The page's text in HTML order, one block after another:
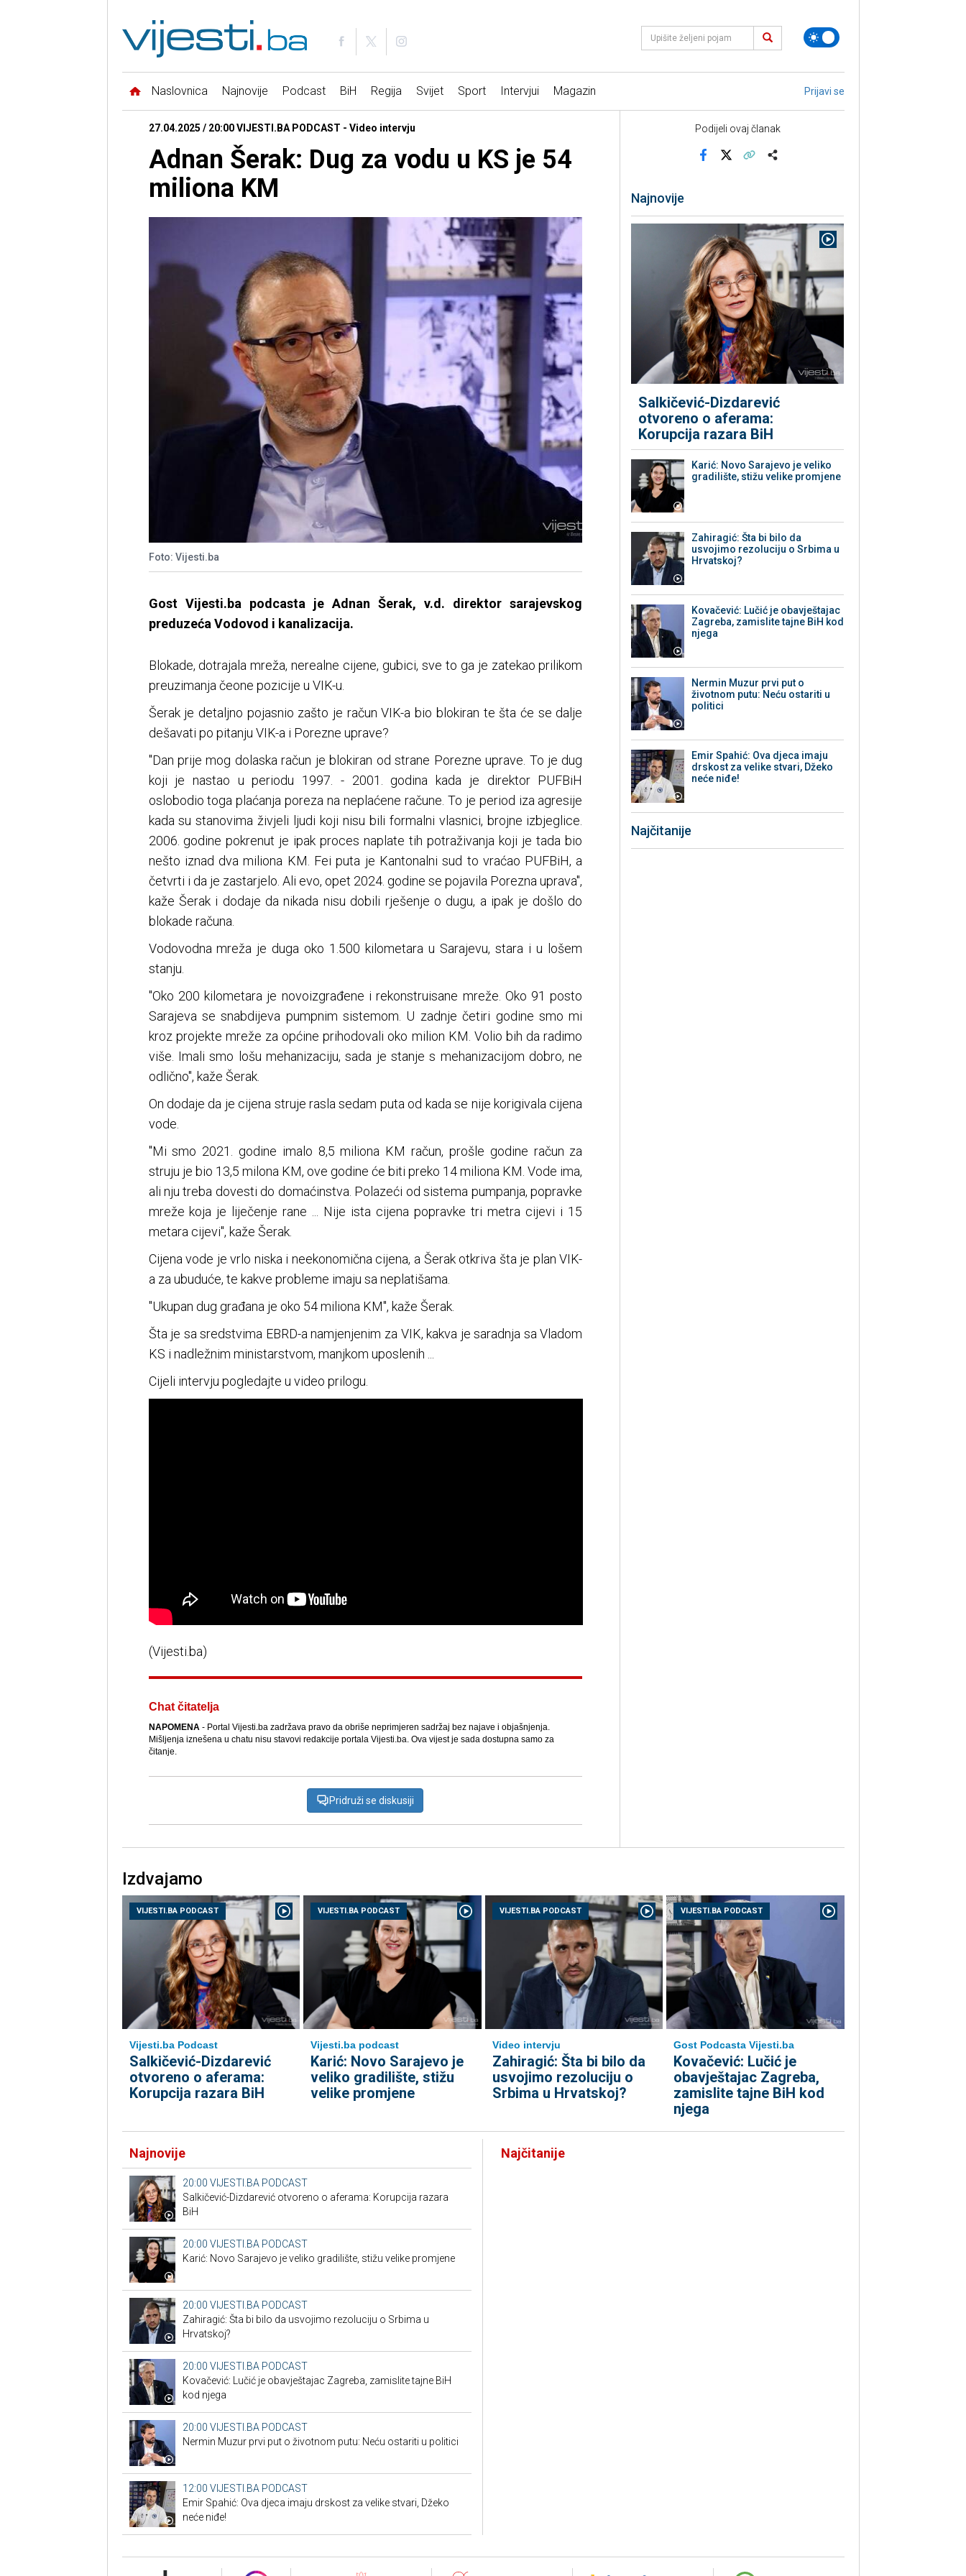
Naslovnica Najnovije Podcast BiH Regija Svijet Sport Intervjui Magazin Prijavi se
27.04.2025 / 20:00 VIJESTI.BA PODCAST - Video intervju
Adnan Šerak: Dug za vodu u KS je 54
miliona KM
Foto: Vijesti.ba
Gost Vijesti.ba podcasta je Adnan Šerak, v.d. direktor sarajevskog
preduzeća Vodovod i kanalizacija.
Blokade, dotrajala mreža, nerealne cijene, gubici, sve to ga je zatekao prilikom
preuzimanja čeone pozicije u VIK-u.
Šerak je detaljno pojasnio zašto je račun VIK-a bio blokiran te šta će se dalje
dešavati po pitanju VIK-a i Porezne uprave?
"Dan prije mog dolaska račun je blokiran od strane Porezne uprave. To je dug
koji je nastao u periodu 1997. - 2001. godina kada je direktor PUFBiH
oslobodio toga plaćanja poreza na neplaćene račune. To je period iza agresije
kada su stanovima živjeli ljudi koji nisu bili formalni vlasnici, brojne izbjeglice.
2006. godine pokrenut je ipak proces naplate tih potraživanja koji je tada bio
nešto iznad dva miliona KM. Fei puta je Kantonalni sud to vraćao PUFBiH, a
četvrti i da je zastarjelo. Ali evo, opet 2024. godine se pojavila Porezna uprava",
kaže Šerak i dodaje da nikada nisu dobili rješenje o dugu, a ipak je došlo do
blokade računa.
Vodovodna mreža je duga oko 1.500 kilometara u Sarajevu, stara i u lošem
stanju.
"Oko 200 kilometara je novoizgrađene i rekonstruisane mreže. Oko 91 posto
Sarajeva se snabdijeva pumpnim sistemom. U zadnje četiri godine smo mi
kroz projekte mreže za općine prihodovali oko milion KM. Volio bih da radimo
više. Imali smo lošu mehanizaciju, sada je stanje s mehanizacijom dobro, ne
odlično", kaže Šerak.
On dodaje da je cijena struje rasla sedam puta od kada se nije korigivala cijena
vode.
"Mi smo 2021. godine imalo 8,5 miliona KM račun, prošle godine račun za
struju je bio 13,5 milona KM, ove godine će biti preko 14 miliona KM. Vode ima,
ali nju treba dovesti do domaćinstva. Polazeći od sistema pumpanja, popravke
mreže koja je liječenje rane ... Nije ista cijena popravke tri metra cijevi i 15
metara cijevi", kaže Šerak.
Cijena vode je vrlo niska i neekonomična cijena, a Šerak otkriva šta je plan VIK-
a za ubuduće, te kakve probleme imaju sa neplatišama.
"Ukupan dug građana je oko 54 miliona KM", kaže Šerak.
Šta je sa sredstvima EBRD-a namjenjenim za VIK, kakva je saradnja sa Vladom
KS i nadležnim ministarstvom, manjkom uposlenih ...
Cijeli intervju pogledajte u video prilogu.
(Vijesti.ba)
Chat čitatelja
NAPOMENA- Portal Vijesti.ba zadržava pravo da obriše neprimjeren sadržaj bez najave i objašnjenja.
Mišljenja iznešena u chatu nisu stavovi redakcije portala Vijesti.ba. Ova vijest je sada dostupna samo za
čitanje.
Pridruži se diskusiji
Podijeli ovaj članak
Najnovije
Salkičević-Dizdarević
otvoreno o aferama:
Korupcija razara BiH
Karić: Novo Sarajevo je veliko
gradilište, stižu velike promjene
Zahiragić: Šta bi bilo da
usvojimo rezoluciju o Srbima u
Hrvatskoj?
Kovačević: Lučić je obavještajac
Zagreba, zamislite tajne BiH kod
njega
Nermin Muzur prvi put o
životnom putu: Neću ostariti u
politici
Emir Spahić: Ova djeca imaju
drskost za velike stvari, Džeko
neće niđe!
Najčitanije
Izdvajamo
VIJESTI.BA PODCAST
Vijesti.ba Podcast
Salkičević-Dizdarević
otvoreno o aferama:
Korupcija razara BiH
VIJESTI.BA PODCAST
Vijesti.ba podcast
Karić: Novo Sarajevo je
veliko gradilište, stižu
velike promjene
VIJESTI.BA PODCAST
Video intervju
Zahiragić: Šta bi bilo da
usvojimo rezoluciju o
Srbima u Hrvatskoj?
VIJESTI.BA PODCAST
Gost Podcasta Vijesti.ba
Kovačević: Lučić je
obavještajac Zagreba,
zamislite tajne BiH kod
njega
Najnovije
20:00 VIJESTI.BA PODCAST
Salkičević-Dizdarević otvoreno o aferama: Korupcija razara
BiH
20:00 VIJESTI.BA PODCAST
Karić: Novo Sarajevo je veliko gradilište, stižu velike promjene
20:00 VIJESTI.BA PODCAST
Zahiragić: Šta bi bilo da usvojimo rezoluciju o Srbima u
Hrvatskoj?
20:00 VIJESTI.BA PODCAST
Kovačević: Lučić je obavještajac Zagreba, zamislite tajne BiH
kod njega
20:00 VIJESTI.BA PODCAST
Nermin Muzur prvi put o životnom putu: Neću ostariti u politici
12:00 VIJESTI.BA PODCAST
Emir Spahić: Ova djeca imaju drskost za velike stvari, Džeko
neće niđe!
Najčitanije